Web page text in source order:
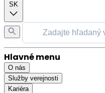
SK
Hlavné menu
O nás
Služby verejnosti
Kariéra